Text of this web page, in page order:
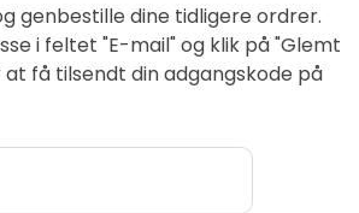
genbestille dine tidligere ordrer.
i feltet "E-mail" og klik på "Glemt
få tilsendt din adgangskode på